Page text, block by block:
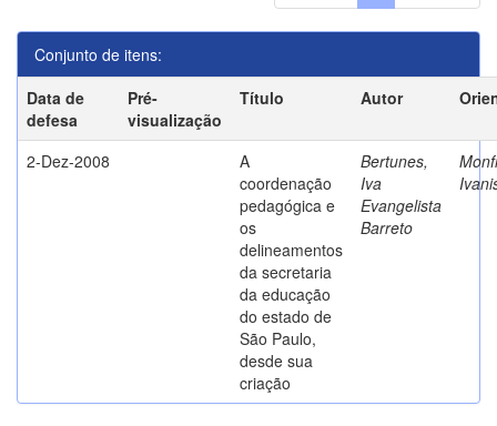
Conjunto de itens:
Data de
defesa
Pré-
visualização
Título Autor
2-Dez-2008
A
coordenação
pedagógica e
os
delineamentos
da secretaria
da educação
do estado de
São Paulo,
desde sua
criação
Bertunes,
Iva
Evangelista
Barreto